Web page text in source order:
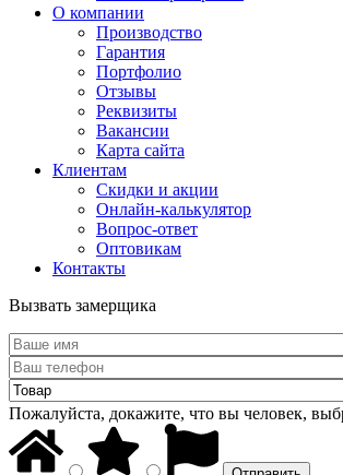
О компании
Производство
Гарантия
Портфолио
Отзывы
Реквизиты
Вакансии
Карта сайта
Клиентам
Скидки и акции
Онлайн-калькулятор
Вопрос-ответ
Оптовикам
Контакты
Вызвать замерщика
Пожалуйста, докажите, что вы человек,